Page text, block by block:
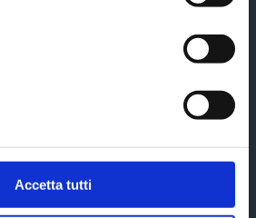
Accetta tutti